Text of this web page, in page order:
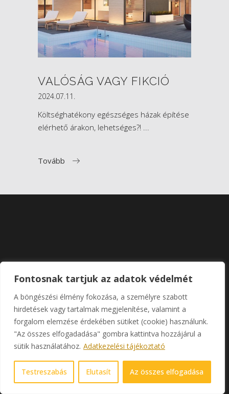
Fontosnak tartjuk az adatok védelmét
A böngészési élmény fokozása, a személyre szabott
hirdetések vagy tartalmak megjelenítése, valamint a
forgalom elemzése érdekében sütiket (cookie) használunk.
"Az összes elfogadadása" gombra kattintva hozzájárul a
sütik használatához. Adatkezelési tájékoztató
Testreszabás Elutasít Az összes elfogadása
VALÓSÁG VAGY FIKCIÓ
2024.07.11.
Költséghatékony egészséges házak építése
elérhető árakon, lehetséges?!
Tovább
ÉPÍTÉSZ ÉS BELSŐÉPÍTÉSZ
IRODA